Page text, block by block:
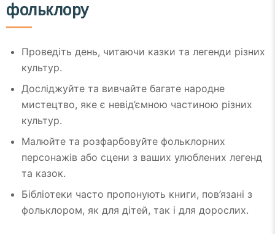
фольклору
Проведіть день, читаючи казки та легенди різних
культур.
Досліджуйте та вивчайте багате народне
мистецтво, яке є невід’ємною частиною різних
культур.
Малюйте та розфарбовуйте фольклорних
персонажів або сцени з ваших улюблених легенд
та казок.
Бібліотеки часто пропонують книги, пов’язані з
фольклором, як для дітей, так і для дорослих.